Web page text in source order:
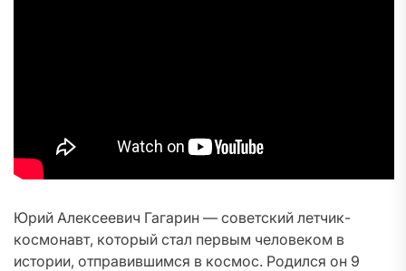
Юрий Алексеевич Гагарин — советский летчик-
космонавт, который стал первым человеком в
истории, отправившимся в космос. Родился он 9